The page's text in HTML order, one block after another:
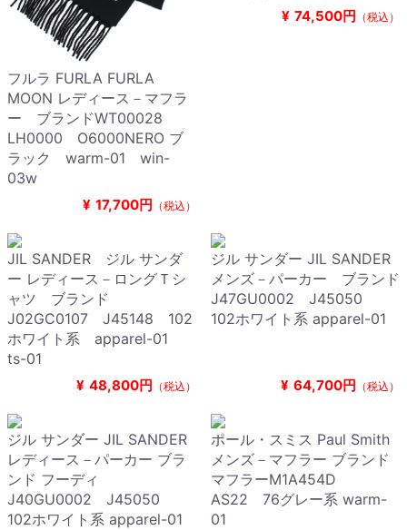
フルラ FURLA FURLA
MOON レディース－マフラ
ー ブランドWT00028
LH0000 O6000NERO ブ
ラック warm-01 win-
03w
¥ 17,700円 （税込）
¥ 74,500円 （税込）
JIL SANDER ジル サンダ
ー レディース－ロングＴシ
ャツ ブランド
J02GC0107 J45148 102
ホワイト系 apparel-01
ts-01
¥ 48,800円 （税込）
ジル サンダー JIL SANDER
メンズ－パーカー ブランド
J47GU0002 J45050
102ホワイト系 apparel-01
¥ 64,700円 （税込）
ジル サンダー JIL SANDER
レディース－パーカー ブラ
ンド フーディ
J40GU0002 J45050
102ホワイト系 apparel-01
ポール・スミス Paul Smith
メンズ－マフラー ブランド
マフラーM1A454D
AS22 76グレー系 warm-
01